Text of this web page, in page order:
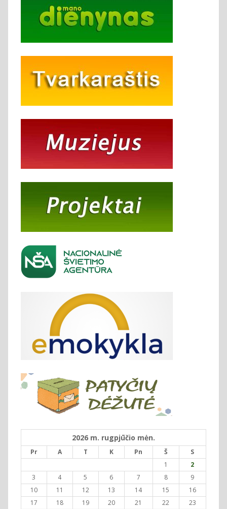
2026 m. rugpjūčio mėn.
Pr A T K Pn Š
S
1
2
3
4 5 6 7 8
9
10
11 12 13 14 15
16
17
18 19 20 21 22
23